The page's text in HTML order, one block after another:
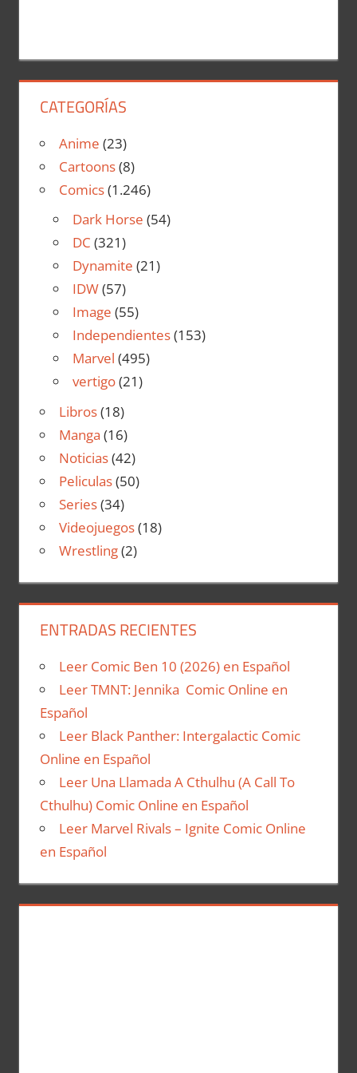
CATEGORÍAS
Anime (23)
Cartoons(8)
Comics(1.246)
Dark Horse (54)
DC (321)
Dynamite (21)
IDW(57)
Image (55)
Independientes(153)
Marvel (495)
vertigo(21)
Libros(18)
Manga (16)
Noticias(42)
Peliculas(50)
Series(34)
Videojuegos(18)
Wrestling(2)
ENTRADAS RECIENTES
Leer Comic Ben 10 (2026) en Español
Leer TMNT: Jennika Comic Online en
Español
Leer Black Panther: Intergalactic Comic
Online en Español
Leer Una Llamada A Cthulhu (A Call To
Cthulhu) Comic Online en Español
Leer Marvel Rivals – Ignite Comic Online
en Español